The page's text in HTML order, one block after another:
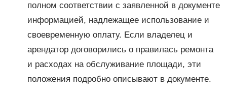
полном соответствии с заявленной в документе
информацией, надлежащее использование и
своевременную оплату. Если владелец и
арендатор договорились о правилась ремонта
и расходах на обслуживание площади, эти
положения подробно описывают в документе.